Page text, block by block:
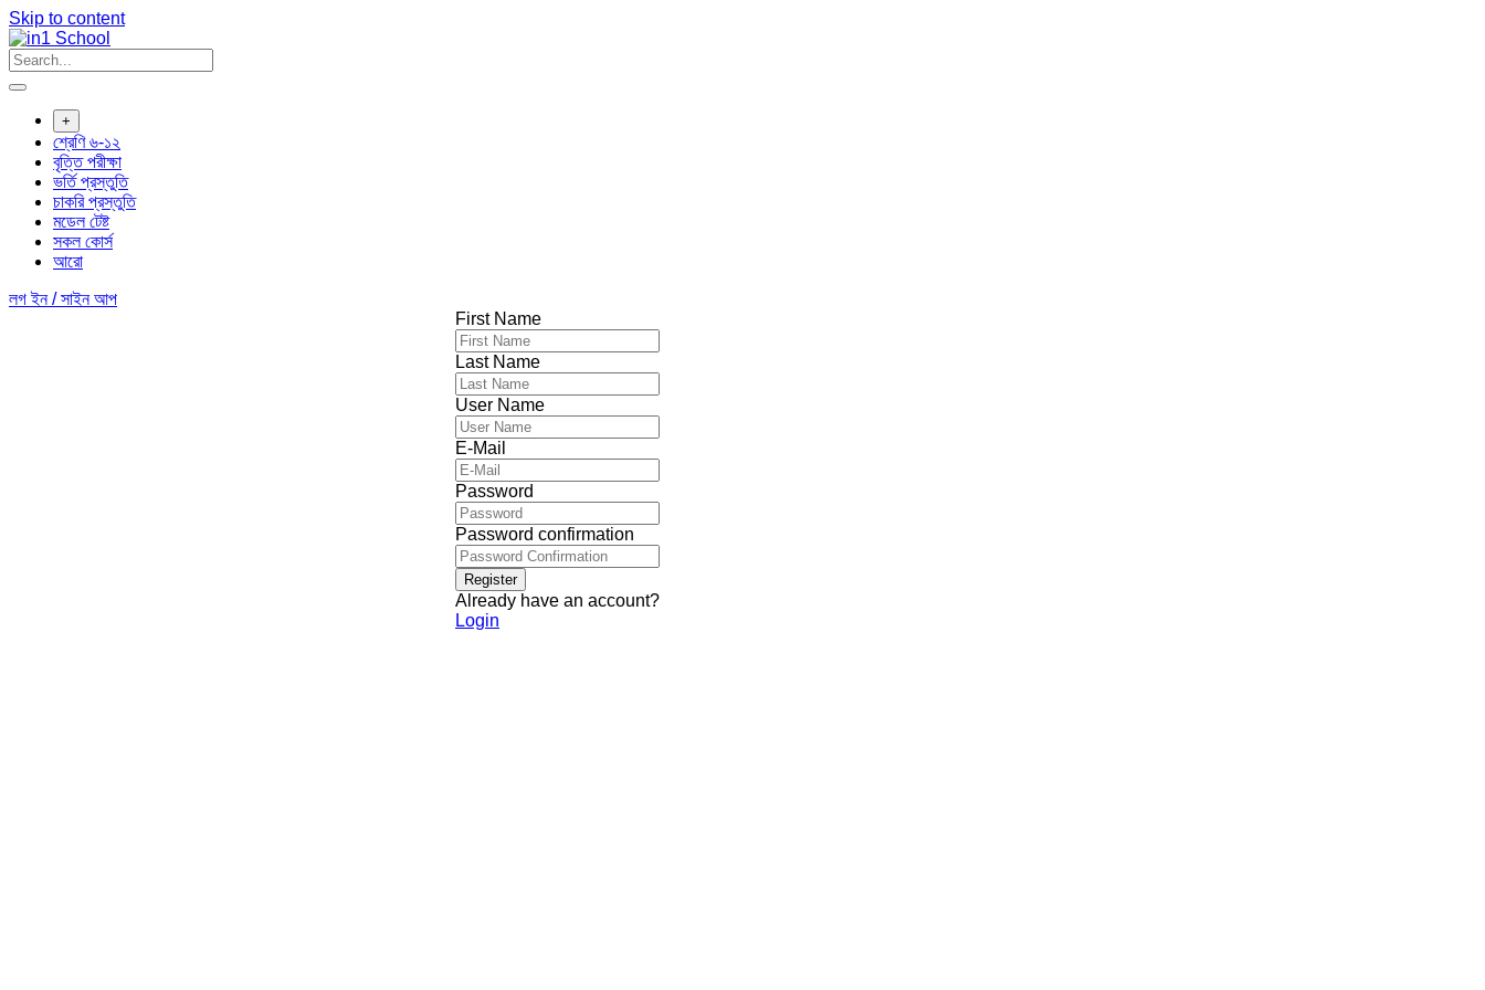
Skip to content
+
শ্রেণি ৬-১২
বৃত্তি পরীক্ষা
ভর্তি প্রস্তুতি
চাকরি প্রস্তুতি
মডেল টেষ্ট
সকল কোর্স
আরো
লগ ইন / সাইন আপ
First Name
Last Name
User Name
E-Mail
Password
Password confirmation
Register
Already have an account?
Login